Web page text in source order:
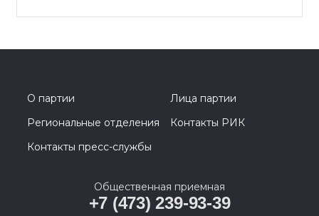
О партии
Лица партии
Региональные отделения
Контакты РИК
Контакты пресс-службы
Общественная приемная
+7 (473) 239-93-39